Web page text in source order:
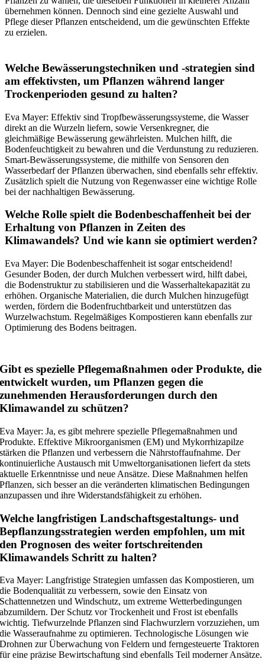
übernehmen können. Dennoch sind eine gezielte Auswahl und
Pflege dieser Pflanzen entscheidend, um die gewünschten Effekte
zu erzielen.
Welche Bewässerungstechniken und -strategien sind
am effektivsten, um Pflanzen während langer
Trockenperioden gesund zu halten?
Eva Mayer: Effektiv sind Tropfbewässerungssysteme, die Wasser
direkt an die Wurzeln liefern, sowie Versenkregner, die
gleichmäßige Bewässerung gewährleisten. Mulchen hilft, die
Bodenfeuchtigkeit zu bewahren und die Verdunstung zu reduzieren.
Smart-Bewässerungssysteme, die mithilfe von Sensoren den
Wasserbedarf der Pflanzen überwachen, sind ebenfalls sehr effektiv.
Zusätzlich spielt die Nutzung von Regenwasser eine wichtige Rolle
bei der nachhaltigen Bewässerung.
Welche Rolle spielt die Bodenbeschaffenheit bei der
Erhaltung von Pflanzen in Zeiten des
Klimawandels? Und wie kann sie optimiert werden?
Eva Mayer: Die Bodenbeschaffenheit ist sogar entscheidend!
Gesunder Boden, der durch Mulchen verbessert wird, hilft dabei,
die Bodenstruktur zu stabilisieren und die Wasserhaltekapazität zu
erhöhen. Organische Materialien, die durch Mulchen hinzugefügt
werden, fördern die Bodenfruchtbarkeit und unterstützen das
Wurzelwachstum. Regelmäßiges Kompostieren kann ebenfalls zur
Optimierung des Bodens beitragen.
Gibt es spezielle Pflegemaßnahmen oder Produkte, die
entwickelt wurden, um Pflanzen gegen die
zunehmenden Herausforderungen durch den
Klimawandel zu schützen?
Eva Mayer: Ja, es gibt mehrere spezielle Pflegemaßnahmen und
Produkte. Effektive Mikroorganismen (EM) und Mykorrhizapilze
stärken die Pflanzen und verbessern die Nährstoffaufnahme. Der
kontinuierliche Austausch mit Umweltorganisationen liefert da stets
aktuelle Erkenntnisse und neue Ansätze. Diese Maßnahmen helfen
Pflanzen, sich besser an die veränderten klimatischen Bedingungen
anzupassen und ihre Widerstandsfähigkeit zu erhöhen.
Welche langfristigen Landschaftsgestaltungs- und
Bepflanzungsstrategien werden empfohlen, um mit
den Prognosen des weiter fortschreitenden
Klimawandels Schritt zu halten?
Eva Mayer: Langfristige Strategien umfassen das Kompostieren, um
die Bodenqualität zu verbessern, sowie den Einsatz von
Schattennetzen und Windschutz, um extreme Wetterbedingungen
abzumildern. Der Schutz vor Trockenheit und Frost ist ebenfalls
wichtig. Tiefwurzelnde Pflanzen sind Flachwurzlern vorzuziehen, um
die Wasseraufnahme zu optimieren. Technologische Lösungen wie
Drohnen zur Überwachung von Feldern und ferngesteuerte Traktoren
für eine präzise Bewirtschaftung sind ebenfalls Teil moderner Ansätze.